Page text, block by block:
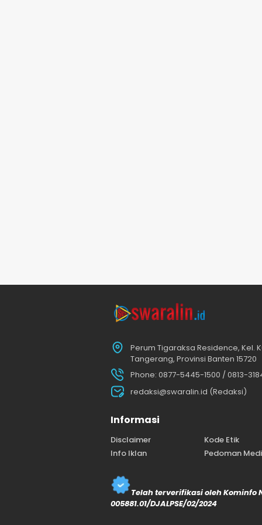
Perum Tigaraksa Residence, Kel.
Tangerang, Provinsi Banten 15720
Phone: 0877-5445-1500 / 0813-
redaksi@swaralin.id (Redaksi)
Informasi
Disclaimer
Kode Etik
Info Iklan
Pedoman
Telah terverifikasi oleh Kominfo
005881.01/DJALPSE/02/2024